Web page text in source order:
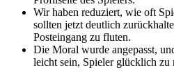
Wir haben reduziert, wie oft
sollten jetzt deutlich
Posteingang zu fluten.
Die Moral wurde angepasst,
leicht sein, Spieler glücklich zu